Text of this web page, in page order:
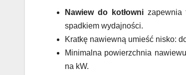
Nawiew do kotłownizapewnia
spadkiem wydajności.
Kratkę nawiewną umieść nisko:
Minimalna powierzchnia
na kW.